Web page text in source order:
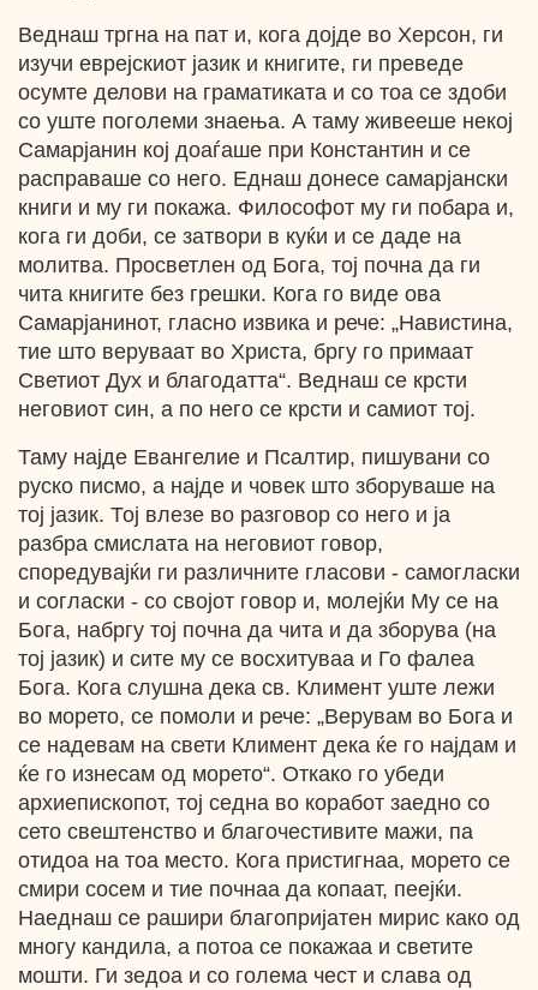
Веднаш тргна на пат и, кога дојде во Херсон, ги
изучи еврејскиот јазик и книгите, ги преведе
осумте делови на граматиката и со тоа се здоби
со уште поголеми знаења. А таму живееше некој
Самарјанин кој доаѓаше при Константин и се
расправаше со него. Еднаш донесе самарјански
книги и му ги покажа. Философот му ги побара и,
кога ги доби, се затвори в куќи и се даде на
молитва. Просветлен од Бога, тој почна да ги
чита книгите без грешки. Кога го виде ова
Самарјанинот, гласно извика и рече: „Навистина,
тие што веруваат во Христа, бргу го примаат
Светиот Дух и благодатта“. Веднаш се крсти
неговиот син, а по него се крсти и самиот тој.
Таму најде Евангелие и Псалтир, пишувани со
руско писмо, а најде и човек што зборуваше на
тој јазик. Тој влезе во разговор со него и ја
разбра смислата на неговиот говор,
споредувајќи ги различните гласови - самогласки
и согласки - со својот говор и, молејќи Му се на
Бога, набргу тој почна да чита и да зборува (на
тој јазик) и сите му се восхитуваа и Го фалеа
Бога. Кога слушна дека св. Климент уште лежи
во морето, се помоли и рече: „Верувам во Бога и
се надевам на свети Климент дека ќе го најдам и
ќе го изнесам од морето“. Откако го убеди
архиепископот, тој седна во коработ заедно со
сето свештенство и благочестивите мажи, па
отидоа на тоа место. Кога пристигнаа, морето се
смири сосем и тие почнаа да копаат, пеејќи.
Наеднаш се рашири благопријатен мирис како од
многу кандила, а потоа се покажаа и светите
мошти. Ги зедоа и со голема чест и слава од